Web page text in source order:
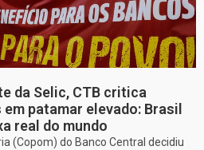
da Selic, CTB critica
patamar elevado: Brasil
real do mundo
(Copom) do Banco Central decidiu